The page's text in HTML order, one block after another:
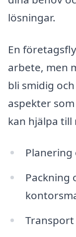
lösningar.
En
arbete, men
bli smidig
aspekter
kan hjälpa till
Packning